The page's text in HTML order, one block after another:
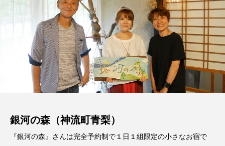
銀河の森（神流町青梨）
『銀河の森』さんは完全予約制で１日１組限定の小さなお宿で